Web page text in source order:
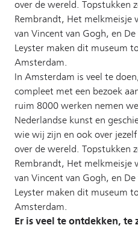
over de wereld. Topstukken
Rembrandt, Het melkmeisje
van Vincent van Gogh, en
Leyster maken dit museum
Amsterdam.
In Amsterdam is veel te
compleet met een bezoek
ruim 8000 werken nemen
Nederlandse kunst en
wie wij zijn en ook over
over de wereld. Topstukken
Rembrandt, Het melkmeisje
van Vincent van Gogh, en
Leyster maken dit museum
Amsterdam.
Er is veel te ontdekken, te